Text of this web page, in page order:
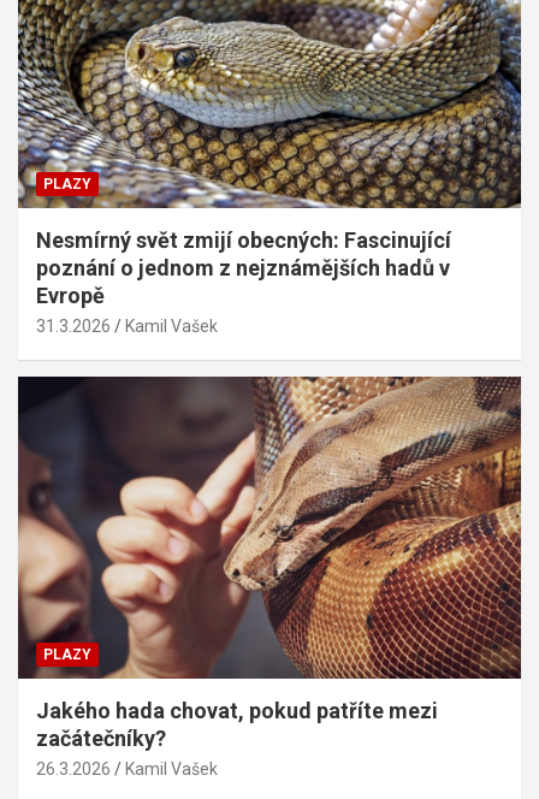
PLAZY
Nesmírný svět zmijí obecných: Fascinující
poznání o jednom z nejznámějších hadů v
Evropě
31.3.2026 Kamil Vašek
PLAZY
Jakého hada chovat, pokud patříte mezi
začátečníky?
26.3.2026 Kamil Vašek